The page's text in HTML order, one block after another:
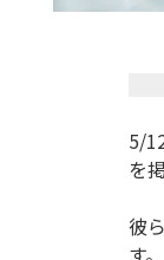
5/
を
彼
す。